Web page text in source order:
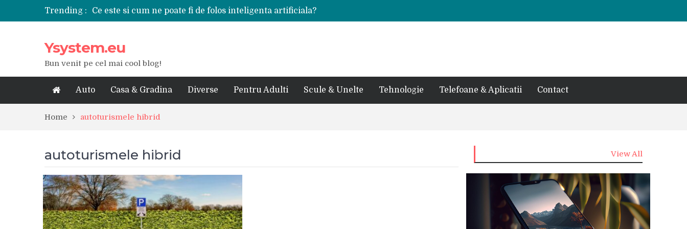
Trending :
Ce este si cum ne poate fi de folos inteligenta artificiala?
Tipuri de polizoare de care este nevoie intr-un atelier
De ce poate fi riscant consumul de bauturi alcoolice?
Ce marca auto sa aleg dintre Mercedes, Audi si BMW?
Merita sa aleg un gard din fier forjat pentru curtea casei?
Cele mai bune smartphone-uri lansate in anul 2024
Modul in care a evoluat tehnologia in ultimul secol
iPhone 16Pro Max sau Samsung Galaxy S24 Ultra?
Ysystem.eu
Bun venit pe cel mai cool blog!
Auto Casa & Gradina Diverse Pentru Adulti Scule & Unelte Tehnologie Telefoane & Aplicatii Contact
Home autoturismele hibrid
autoturismele hibrid View All